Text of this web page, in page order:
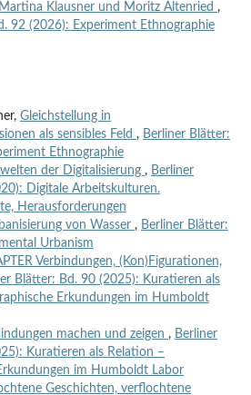
Klausner und Moritz Altenried ,
92 (2026): Experiment Ethnographie
Gleichstellung in
als sensibles Feld , Berliner Blätter:
Ethnographie
der Digitalisierung , Berliner
Digitale Arbeitskulturen.
Herausforderungen
von Wasser , Berliner Blätter:
Urbanism
Verbindungen, (Kon)Figurationen,
Blätter: Bd. 90 (2025): Kuratieren als
Erkundungen im Humboldt
machen und zeigen , Berliner
Kuratieren als Relation –
im Humboldt Labor
Geschichten, verflochtene